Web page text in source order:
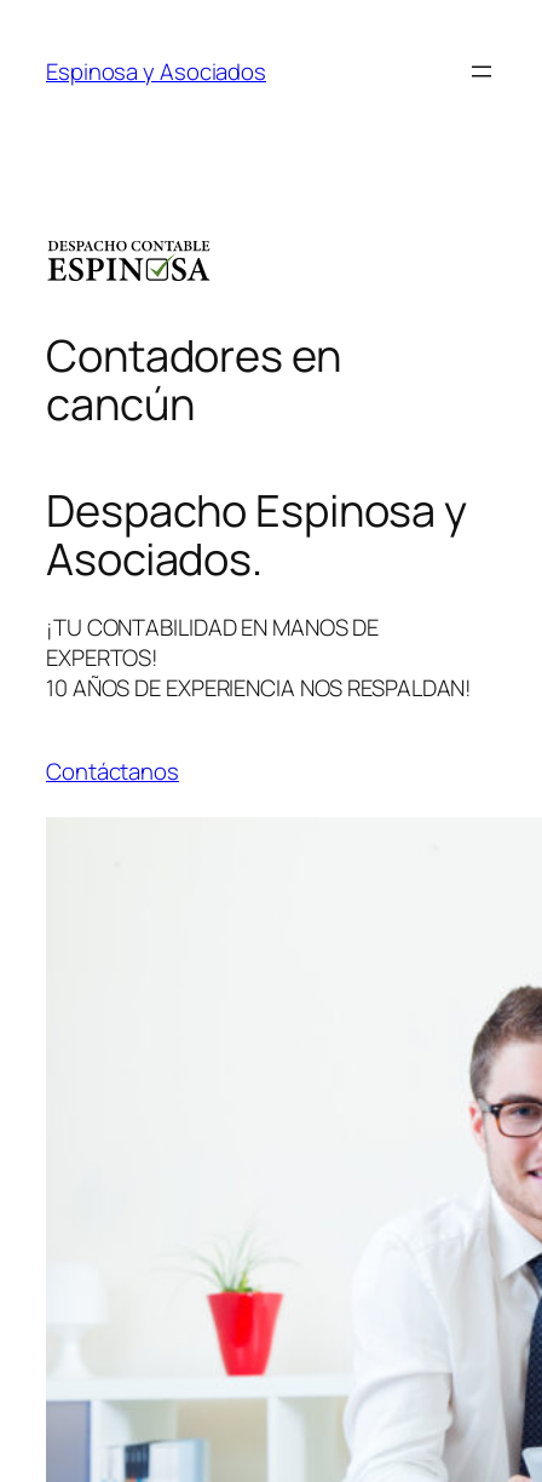
contenido
Espinosa y Asociados
Contadores en
cancún
Despacho Espinosa y
Asociados.
¡TU CONTABILIDAD EN MANOS DE
EXPERTOS!
10 AÑOS DE EXPERIENCIA NOS RESPALDAN!
Contáctanos